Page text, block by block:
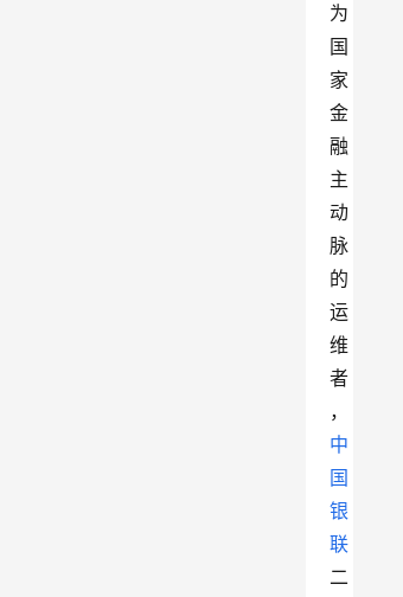
为
国
家
金
融
主
动
脉
的
运
维
者
，
中
国
银
联
二